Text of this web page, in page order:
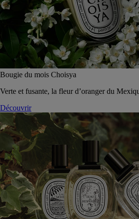
Bougie du mois Choisya
Verte et fusante, la fleur d’oranger du
Découvrir